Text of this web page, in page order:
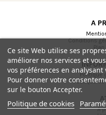
A
Conditions
Plan
Politique
Politique
A
Ce site Web utilise ses
améliorer nos services et
vos préférences en
Pour donner votre
sur le bouton Accepter.
Politique de cookies